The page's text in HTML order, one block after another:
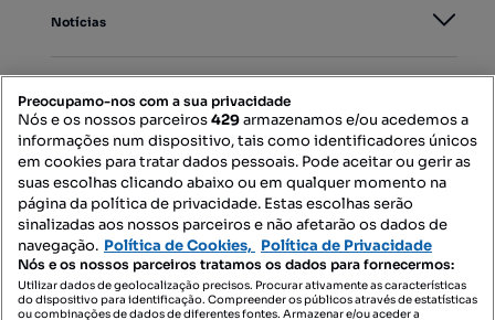
Notícias
Mapa do Site
Contacte-nos
SIGA-NOS:
Preocupamo-nos com a sua privacidade
Nós e os nossos parceiros429armazenamos e/ou acedemos a
informações num dispositivo, tais como identificadores únicos
em cookies para tratar dados pessoais. Pode aceitar ou gerir as
suas escolhas clicando abaixo ou em qualquer momento na
página da política de privacidade. Estas escolhas serão
sinalizadas aos nossos parceiros e não afetarão os dados de
navegação. Política de Cookies, Política de Privacidade
Nós e os nossos parceiros tratamos os dados para fornecermos:
Utilizar dados de geolocalização precisos. Procurar ativamente as características
do dispositivo para identificação. Compreender os públicos através de estatísticas
ou combinações de dados de diferentes fontes. Armazenar e/ou aceder a